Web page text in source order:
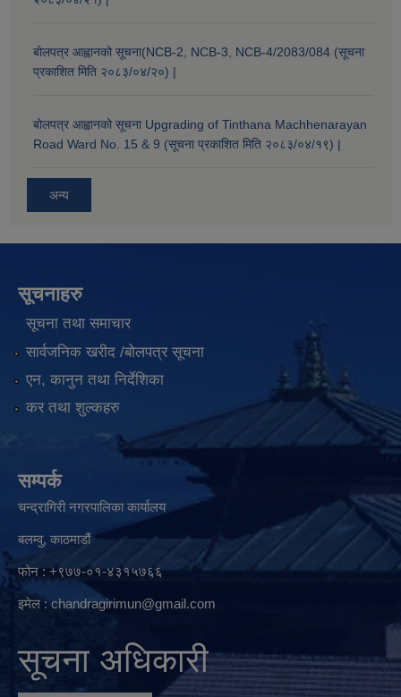
बोलपत्र आह्वानको सूचना(NCB-2, NCB-3, NCB-4/2083/084 (सूचना
प्रकाशित मिति २०८३/०४/२०) |
बोलपत्र आह्वानको सूचना Upgrading of Tinthana Machhenarayan
Road Ward No. 15 & 9 (सूचना प्रकाशित मिति २०८३/०४/१९) |
अन्य
सूचनाहरु
सूचना तथा समाचार
सार्वजनिक खरीद /बोलपत्र सूचना
एन, कानुन तथा निर्देशिका
कर तथा शुल्कहरु
सम्पर्क
चन्द्रागिरी नगरपालिका कार्यालय
बलम्वु, काठमाडौं
फोन : +९७७-०१-४३१५७६६
इमेल :chandragirimun@gmail.com
सूचना अधिकारी